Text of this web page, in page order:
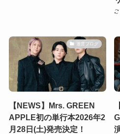
運営ブログ
【NEWS】Mrs. GREEN
APPLE初の単行本2026年2
月28日(土)発売決定！